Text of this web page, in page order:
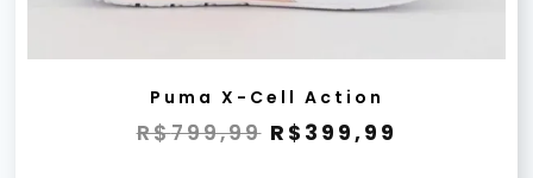
Puma X-Cell Action
R$799,99 R$ 399,99